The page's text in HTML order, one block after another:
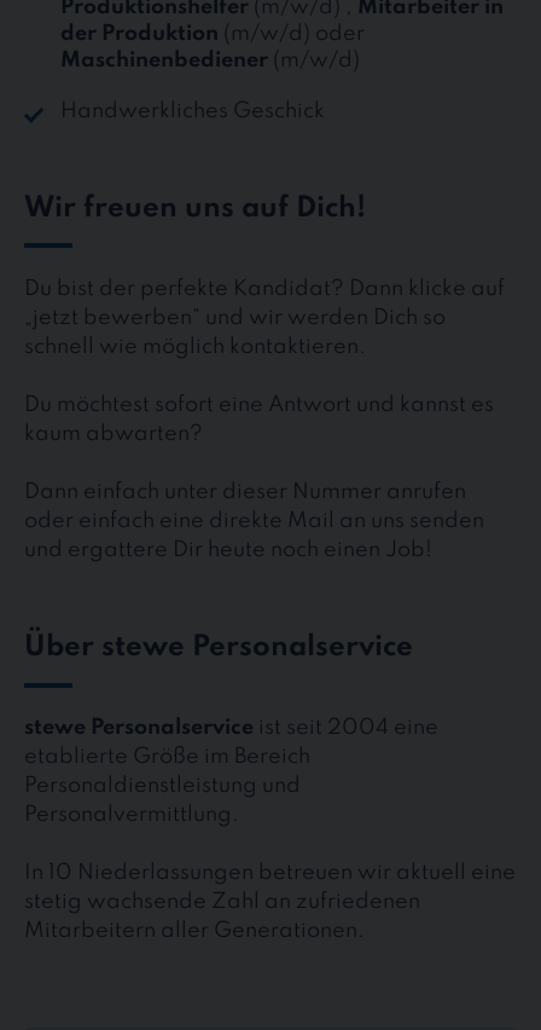
Produktionshelfer (m/w/d) , Mitarbeiter in
der Produktion (m/w/d) oder
Maschinenbediener
(m/w/d)
Handwerkliches Geschick
Wir freuen uns auf Dich!
Du bist der perfekte Kandidat? Dann klicke auf
„jetzt bewerben“ und wir werden Dich so
schnell wie möglich kontaktieren.
Du möchtest sofort eine Antwort und kannst es
kaum abwarten?
Dann einfach unter dieser Nummer anrufen
oder einfach eine direkte Mail an uns senden
und ergattere Dir heute noch einen Job!
Über stewe Personalservice
stewe Personalservice ist seit 2004 eine
etablierte Größe im Bereich
Personaldienstleistung und
Personalvermittlung.
In 10 Niederlassungen betreuen wir aktuell eine
stetig wachsende Zahl an zufriedenen
Mitarbeitern aller Generationen.